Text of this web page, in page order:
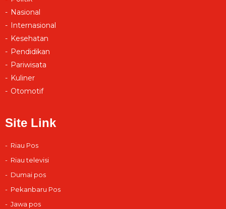
Nasional
Internasional
Kesehatan
Pendidikan
Pariwisata
Kuliner
Otomotif
Site Link
Riau Pos
Riau televisi
Dumai pos
Pekanbaru Pos
Jawa pos